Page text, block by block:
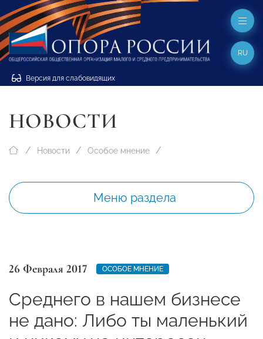
Версия для слабовидящих
RU
НОВОСТИ
Новости Особое мнение
Меню раздела
26 Февраля 2017 ОСОБОЕ МНЕНИЕ
Среднего в нашем бизнесе
не дано: Либо ты маленький